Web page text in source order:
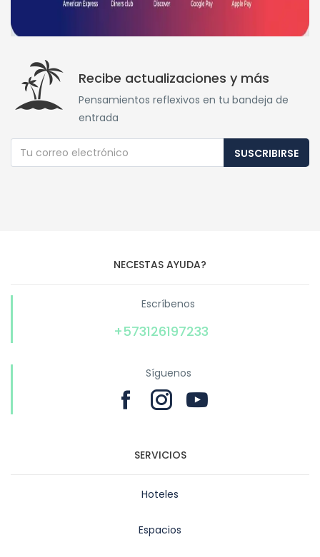
Recibe actualizaciones y más
Pensamientos reflexivos en tu bandeja de
entrada
SUSCRIBIRSE
NECESTAS AYUDA?
Escríbenos
+573126197233
Síguenos
SERVICIOS
Hoteles
Espacios